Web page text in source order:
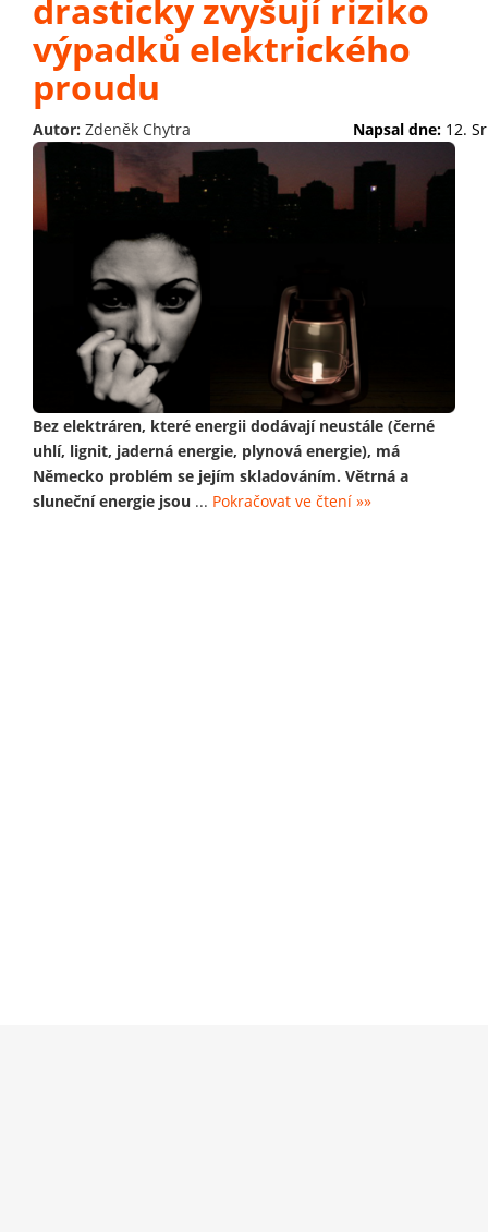
drasticky zvyšují riziko
výpadků elektrického
proudu
Autor: Zdeněk Chytra Napsal dne: 12.
Bez elektráren, které energii dodávají neustále (černé
uhlí, lignit, jaderná energie, plynová energie), má
Německo problém se jejím skladováním. Větrná a
sluneční energie jsou ... Pokračovat ve čtení »»